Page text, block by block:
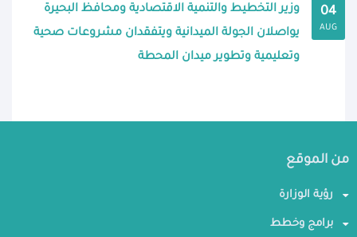
04
AUG
وزير التخطيط والتنمية الاقتصادية ومحافظ البحيرة
يواصلان الجولة الميدانية ويتفقدان مشروعات صحية
وتعليمية وتطوير ميدان المحطة
من الموقع
رؤية الوزارة
برامج وخطط